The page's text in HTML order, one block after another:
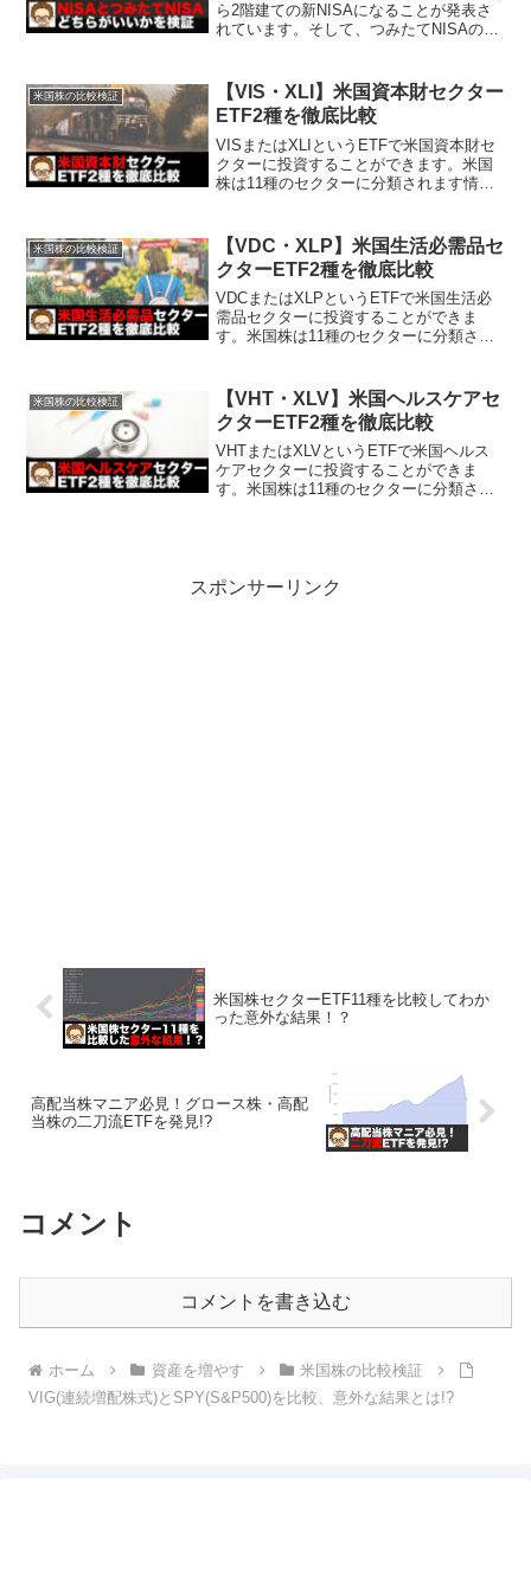
ら2階建ての新NISAになることが発表さ
れています。そして、つみたてNISAの期
係ありませんが、ジュニアNISAは20...
米国株の比較検証
【VIS・XLI】米国資本財セクター
ETF2種を徹底比較
VISまたはXLIというETFで米国資本財セ
クターに投資することができます。米国
株は11種のセクターに分類されます情報
産、金融、エネルギーろじゃじろうVISは
バンガード...
米国株の比較検証
【VDC・XLP】米国生活必需品セ
クターETF2種を徹底比較
VDCまたはXLPというETFで米国生活必
需品セクターに投資することができま
す。米国株は11種のセクターに分類され
通信、不動産、金融、エネルギーろじゃ
じろうVDCはバンガ...
米国株の比較検証
【VHT・XLV】米国ヘルスケアセ
クターETF2種を徹底比較
VHTまたはXLVというETFで米国ヘルス
ケアセクターに投資することができま
す。米国株は11種のセクターに分類され
スポンサーリンク
米国株セクターETF11種を比較してわか
った意外な結果！？
高配当株マニア必見！グロース株・高配
当株の二刀流ETFを発見!?
コメント
コメントを書き込む
ホーム 資産を増やす
米国株の比較検証
VIG(連続増配株式)とSPY(S&P500)を比較、意外な結果とは!?